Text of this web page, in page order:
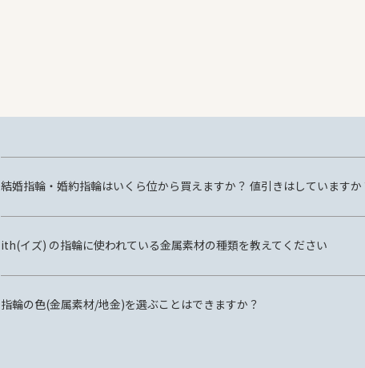
結婚指輪・婚約指輪はいくら位から買えますか？ 値引きはしていますか
ith(イズ) の指輪に使われている金属素材の種類を教えてください
指輪の色(金属素材/地金)を選ぶことはできますか？